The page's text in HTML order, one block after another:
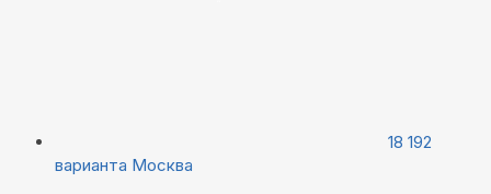
18 192
варианта Москва